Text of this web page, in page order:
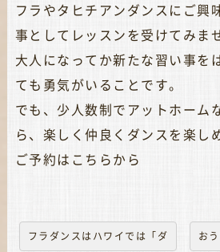
フラやタヒチアンダンスにご興
事としてレッスンを受けてみま
大人になってか新たな習い事を
ても勇気がいることです。
でも、少人数制でアットホーム
ら、楽しく仲良くダンスを楽し
ご予約はこちらから
フラダンスはハワイでは「ダ
お